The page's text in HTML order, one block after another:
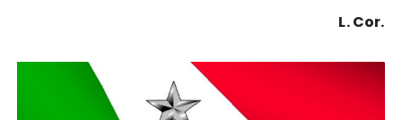
L. Cor.